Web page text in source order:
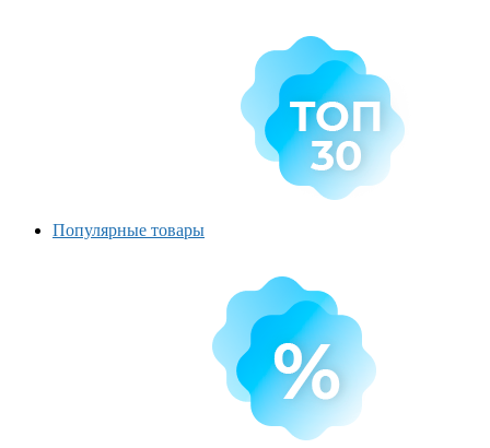
Популярные товары